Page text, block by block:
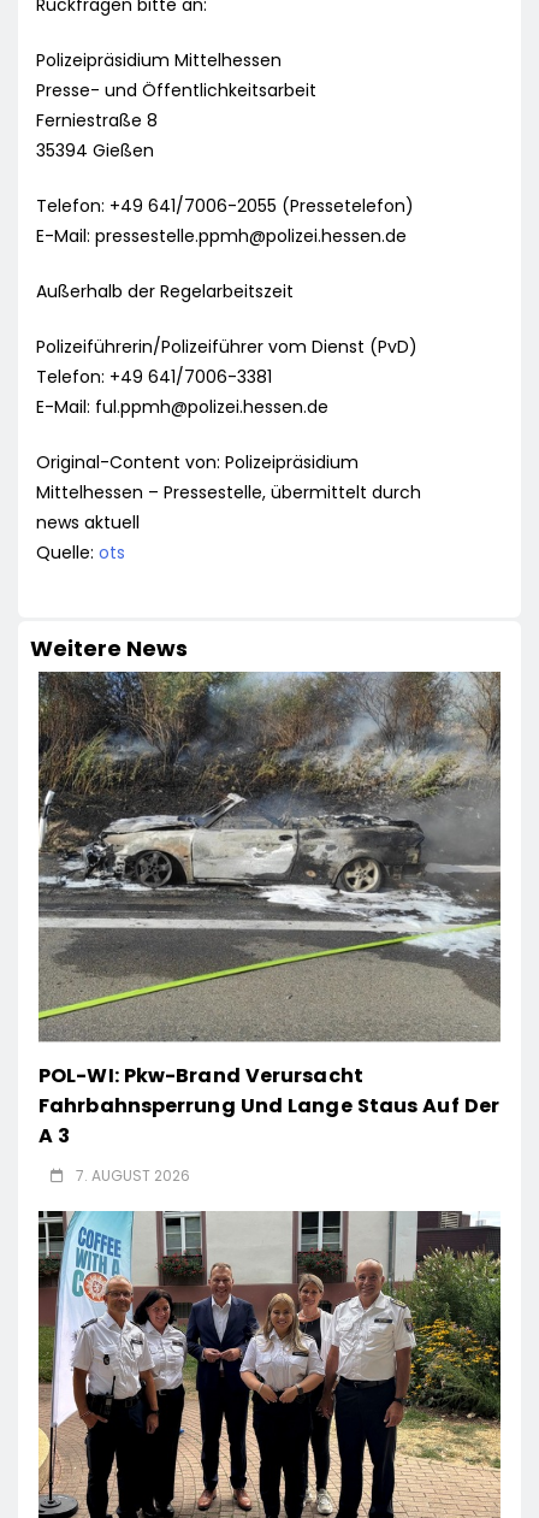
Rückfragen bitte an:
Polizeipräsidium Mittelhessen
Presse- und Öffentlichkeitsarbeit
Ferniestraße 8
35394 Gießen
Telefon: +49 641/7006-2055 (Pressetelefon)
E-Mail: pressestelle.ppmh@polizei.hessen.de
Außerhalb der Regelarbeitszeit
Polizeiführerin/Polizeiführer vom Dienst (PvD)
Telefon: +49 641/7006-3381
E-Mail: ful.ppmh@polizei.hessen.de
Original-Content von: Polizeipräsidium
Mittelhessen – Pressestelle, übermittelt durch
news aktuell
Quelle: ots
Weitere News
POL-WI: Pkw-Brand Verursacht
Fahrbahnsperrung Und Lange Staus Auf Der
A 3
7. AUGUST 2026